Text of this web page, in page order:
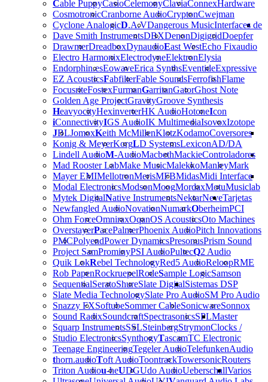
Cable PuppyCasioCelemonyClaviaConnex
CosmotronicCranborne AudioCryptonCwejman
Cyclone AnalogicD.A.VDangerous Music
Dave Smith InstrumentsDBXDenonDigigridDoepfer
DrawmerDreadboxDynaudioEast WestEcho Fix
Electro HarmonixElectrodyneElektronElysia
Endorphin.esEowaveErica SynthsEventideExpressive
EZ AcousticsFabfilterFable SoundsFerrofishFlame
FocusriteFostexFurmanGarritanGatorGhost Note
Golden Age ProjectGravityGroove Synthesis
HeavyocityHexinverterHK AudioHotoneIcon
iConnectivityIGS AudioIK MultimediaIsovoxIzotope
JBLJomoxKeith McMillenKlotzKodamo
Konig & MeyerKorgLD SystemsLexicon
Lindell AudioM-AudioMacbethMackie
Mad Rooster LabMake MusicMalekkoManleyMark
Mayer EMIMellotronMerisMFBMidas
Modal ElectronicsModsonMoogMordaxMotuMusiclab
Mytek DigitalNative InstrumentsNektarNeve
Newfangled AudioNovationNumarkOberheim
Ohm ForceOmniraxOqanOS AcousticsOto Machines
OverstayerPacePalmerPhoenix AudioPitch Innovations
PMCPolyendPower DynamicsPresonusPrism Sound
Project SamProminyPSI AudioPultecQ2 Audio
Quik LokRebel TechnologyRed5 AudioReloopRME
Rob PapenRockruepelRodeSample LogicSamson
SequentialSeratoShureSlate Digital
Slate Media TechnologySlate Pro AudioSM Pro Audio
Snazzy FXSoftubeSommer CableSonicwareSonnox
Sound RadixSoundcraftSpectrasonicsSPL
Squarp InstrumentsSSLSteinbergStrymon
Studio ElectronicsSynthogyTascamTC Electronic
Teenage EngineeringTegeler AudioTelefunken
thorn.audioToft AudioToontrackTowersonic
Triton Audiou-heUDGUdo AudioUeberschall
Hardware
Interfaces de
audio
Coversores
AD/DA
Controladores
Midi Interface
Tarjetas
PCI
Sistemas DSP
Master
Clocks /
Audio
Routers
Varios